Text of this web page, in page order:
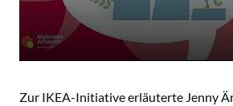
Zur IKEA-Initiative erläuterte Jenny